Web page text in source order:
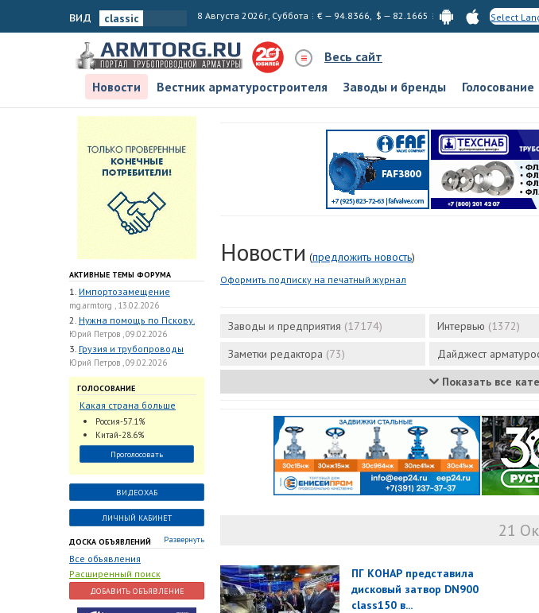
вид 8 Августа 2026г, Суббота € — 94.8366, $ — 82.1665 Select
Весь сайт
Новости
Вестник арматуростроителя Заводы и бренды Голосование
АКТИВНЫЕ ТЕМЫ ФОРУМА
1. Импортозамещение
mg.armtorg , 13.02.2026
2. Нужна помощь по Пскову.
Юрий Петров , 09.02.2026
3. Грузия и трубопроводы
Юрий Петров , 09.02.2026
ГОЛОСОВАНИЕ
Какая страна больше
всего поставляет
трубопроводную
арматуру в химическую
отрасль?
Россия-57.1%
Китай-28.6%
Проголосовать
ВИДЕОХАБ
ЛИЧНЫЙ КАБИНЕТ
ДОСКА ОБЪЯВЛЕНИЙ Развернуть
Все объявления
Расширенный поиск
ДОБАВИТЬ ОБЪЯВЛЕНИЕ
Новости (предложить новость)
Оформить подписку на печатный журнал
Заводы и предприятия (17174) Интервью (1372)
Заметки редактора (73) Дайджест
Показать все
21
ПГ КОНАР представила
дисковый затвор DN900
class150 в...